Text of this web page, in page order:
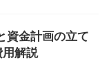
資金計画の立て
解説